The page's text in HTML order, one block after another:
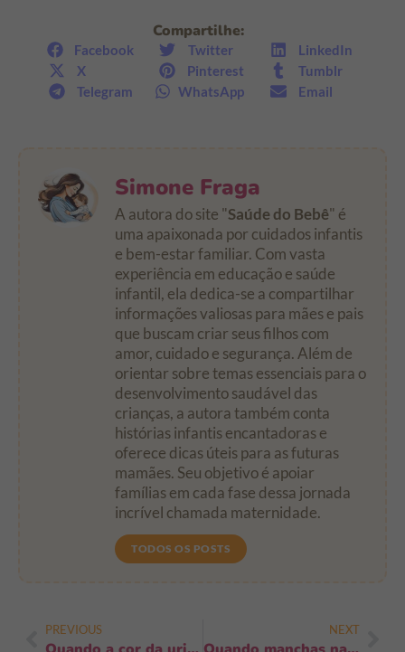
Compartilhe:
Facebook Twitter
LinkedIn
X
Pinterest
Tumblr
Telegram
WhatsApp Email
Simone Fraga
A autora do site "Saúde do Bebê" é
uma apaixonada por cuidados infantis
e bem-estar familiar. Com vasta
experiência em educação e saúde
infantil, ela dedica-se a compartilhar
informações valiosas para mães e pais
que buscam criar seus filhos com
amor, cuidado e segurança. Além de
orientar sobre temas essenciais para o
desenvolvimento saudável das
crianças, a autora também conta
histórias infantis encantadoras e
oferece dicas úteis para as futuras
mamães. Seu objetivo é apoiar
famílias em cada fase dessa jornada
incrível chamada maternidade.
TODOS OS POSTS
PREVIOUS NEXT